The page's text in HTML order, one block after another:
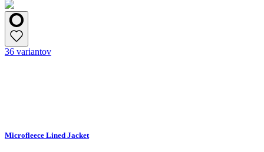
36 variantov
Microfleece Lined Jacket